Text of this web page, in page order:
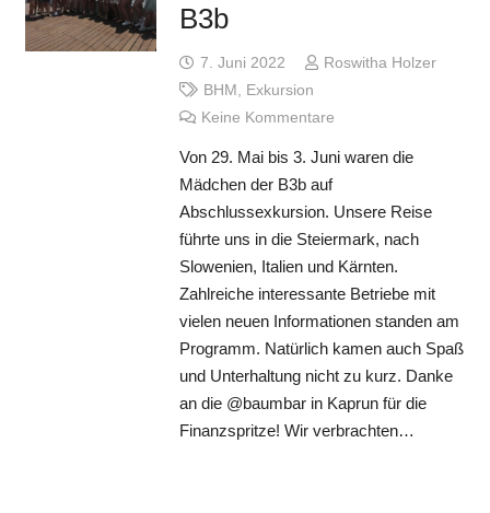
B3b
7. Juni 2022
Roswitha Holzer
BHM , Exkursion
Keine Kommentare
Von 29. Mai bis 3. Juni waren die
Mädchen der B3b auf
Abschlussexkursion. Unsere Reise
führte uns in die Steiermark, nach
Slowenien, Italien und Kärnten.
Zahlreiche interessante Betriebe mit
vielen neuen Informationen standen am
Programm. Natürlich kamen auch Spaß
und Unterhaltung nicht zu kurz. Danke
an die @baumbar in Kaprun für die
Finanzspritze! Wir verbrachten…